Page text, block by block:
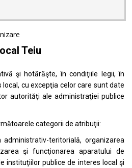
Teiu
şi hotărăşte, în condiţiile legii, în
cu excepţia celor care sunt date
autorităţi ale administraţiei publice
categorii de atribuţii:
teritorială, organizarea
şi funcţionarea aparatului de
instituţiilor publice de interes local şi